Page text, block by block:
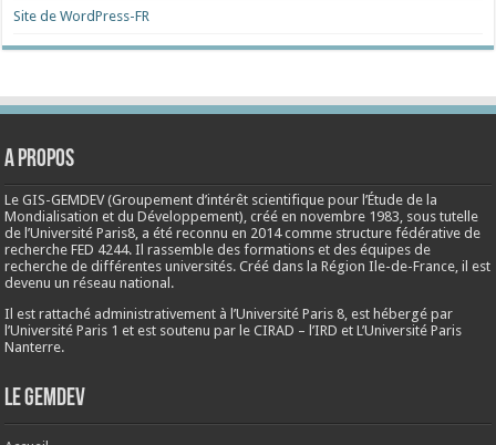
Site de WordPress-FR
A propos
Le GIS-GEMDEV (Groupement d’intérêt scientifique pour l’Étude de la
Mondialisation et du Développement), créé ennovembre 1983, sous tutelle
de l’Université Paris8, a été reconnu en 2014 comme structure fédérative de
recherche FED 4244. Il rassemble des formations et des équipes de
recherche de différentes universités. Créé dans la Région Ile-de-France, il est
devenu un réseau national.
Il est rattaché administrativement à l’Université Paris 8, est hébergé par
l’Université Paris 1 et est soutenu par le CIRAD – l’IRD et L’Université Paris
Nanterre.
Le Gemdev